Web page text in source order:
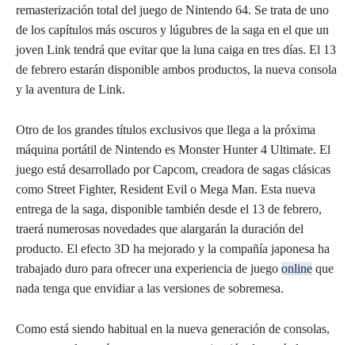
remasterización total del juego de Nintendo 64. Se trata de uno
de los capítulos más oscuros y lúgubres de la saga en el que un
joven Link tendrá que evitar que la luna caiga en tres días. El 13
de febrero estarán disponible ambos productos, la nueva consola
y la aventura de Link.
Otro de los grandes títulos exclusivos que llega a la próxima
máquina portátil de Nintendo es Monster Hunter 4 Ultimate. El
juego está desarrollado por Capcom, creadora de sagas clásicas
como Street Fighter, Resident Evil o Mega Man. Esta nueva
entrega de la saga, disponible también desde el 13 de febrero,
traerá numerosas novedades que alargarán la duración del
producto. El efecto 3D ha mejorado y la compañía japonesa ha
trabajado duro para ofrecer una experiencia de juego online que
nada tenga que envidiar a las versiones de sobremesa.
Como está siendo habitual en la nueva generación de consolas,